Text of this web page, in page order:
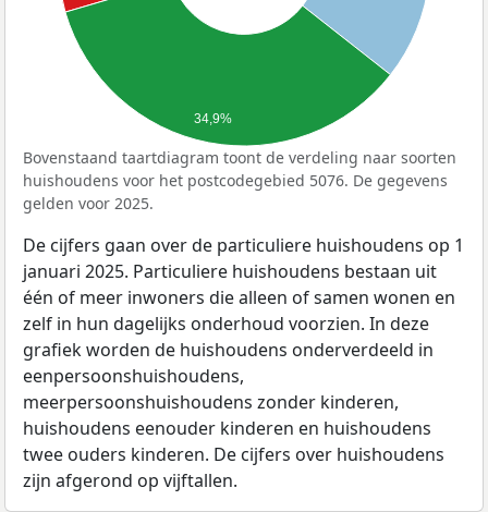
34,9%
Bovenstaand taartdiagram toont de verdeling naar soorten
huishoudens voor het postcodegebied 5076. De gegevens
gelden voor 2025.
De cijfers gaan over de particuliere huishoudens op 1
januari 2025. Particuliere huishoudens bestaan uit
één of meer inwoners die alleen of samen wonen en
zelf in hun dagelijks onderhoud voorzien. In deze
grafiek worden de huishoudens onderverdeeld in
eenpersoonshuishoudens,
meerpersoonshuishoudens zonder kinderen,
huishoudens eenouder kinderen en huishoudens
twee ouders kinderen. De cijfers over huishoudens
zijn afgerond op vijftallen.